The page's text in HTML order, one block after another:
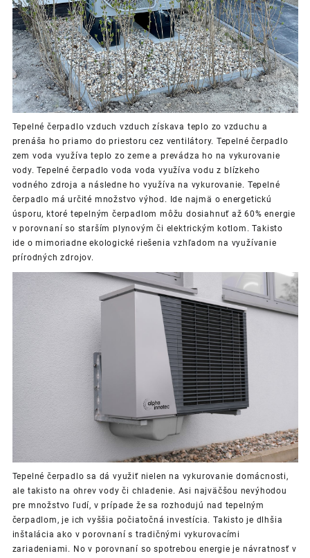
Tepelné čerpadlo vzduch vzduch získava teplo zo vzduchu a
prenáša ho priamo do priestoru cez ventilátory. Tepelné čerpadlo
zem voda využíva teplo zo zeme a prevádza ho na vykurovanie
vody.Tepelné čerpadlo voda voda využíva vodu z blízkeho
vodného zdroja a následne ho využíva na vykurovanie. Tepelné
čerpadlo má určité množstvo výhod. Ide najmä o energetickú
úsporu, ktoré tepelným čerpadlom môžu dosiahnuť až 60% energie
v porovnaní so starším plynovým či elektrickým kotlom. Takisto
ide o mimoriadne ekologické riešenia vzhľadom na využívanie
prírodných zdrojov.
Tepelné čerpadlo sa dá využiť nielen na vykurovanie domácnosti,
ale takisto na ohrev vody či chladenie. Asi najväčšou nevýhodou
pre množstvo ľudí, v prípade že sa rozhodujú nad tepelným
čerpadlom, je ich vyššia počiatočná investícia. Takisto je dlhšia
inštalácia ako v porovnaní s tradičnými vykurovacími
zariadeniami. No v porovnaní so spotrebou energie je návratnosť v